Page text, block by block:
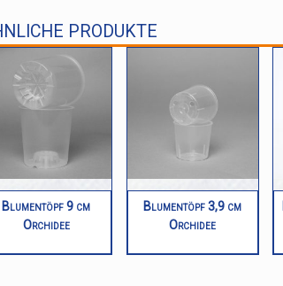
PRODUKTE
Blumentöpf 9 cm
Orchidee
Blumentöpf 3,9 cm
Orchidee